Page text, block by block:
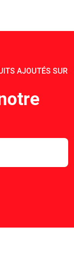
AJOUTÉS SUR